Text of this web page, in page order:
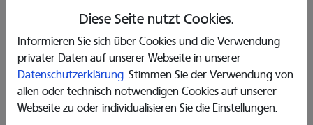
Diese Seite nutzt Cookies.
Informieren Sie sich über Cookies und die Verwendung
privater Daten auf unserer Webseite in unserer
Datenschutzerklärung. Stimmen Sie der Verwendung von
allen oder technisch notwendigen Cookies auf unserer
Webseite zu oder individualisieren Sie die Einstellungen.
Kategorie : Sport
Endet am
: 14. Juli 2024
Adresse : Am Stadion 9 44791, Bochum, Deutschland